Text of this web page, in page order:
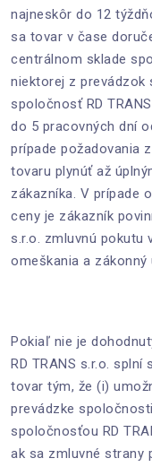
najneskôr do 12
sa tovar v čase
centrálnom sklade
niektorej z prevádzok
spoločnosť RD
do 5 pracovných dní
prípade požadovania
tovaru plynúť až
zákazníka. V prípade
ceny je zákazník
s.r.o. zmluvnú pokutu
omeškania a zákonný
Pokiaľ nie je
RD TRANS s.r.o.
tovar tým, že (i)
prevádzke
spoločnosťou RD
ak sa zmluvné strany